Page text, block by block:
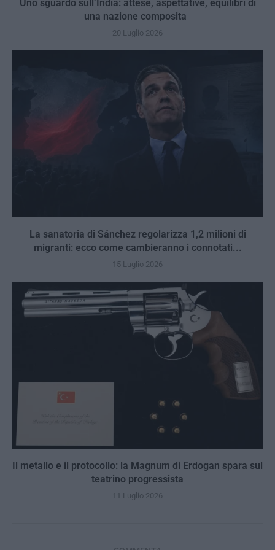
Uno sguardo sull’India: attese, aspettative, equilibri di
una nazione composita
20 Luglio 2026
La sanatoria di Sánchez regolarizza 1,2 milioni di
migranti: ecco come cambieranno i connotati...
15 Luglio 2026
Il metallo e il protocollo: la Magnum di Erdogan spara sul
teatrino progressista
11 Luglio 2026